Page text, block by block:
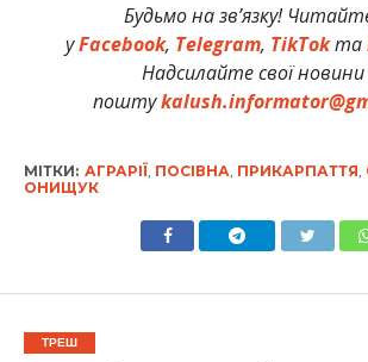
Будьмо на зв’язку!
уFacebook, Telegram, TikTokта
Надсилайте свої
пошту
МІТКИ: АГРАРІЇ, ПОСІВНА ПРИКАРПАТТЯ
ОНИЩУК
ТРЕШ